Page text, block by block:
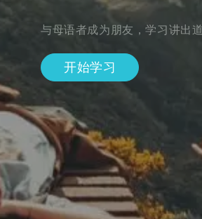
与母语者成为朋友，学习讲出
开始学习